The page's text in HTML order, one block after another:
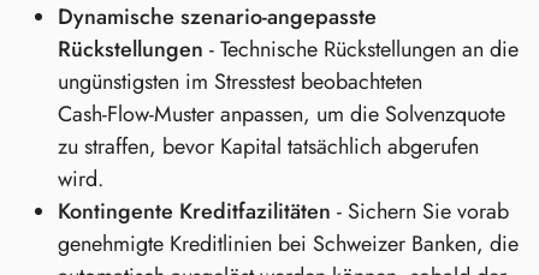
Dynamische szenario‑angepasste
Rückstellungen - Technische Rückstellungen an die
ungünstigsten im Stresstest beobachteten
Cash‑Flow‑Muster anpassen, um die Solvenzquote
zu straffen, bevor Kapital tatsächlich abgerufen
wird.
Kontingente Kreditfazilitäten - Sichern Sie vorab
genehmigte Kreditlinien bei Schweizer Banken, die